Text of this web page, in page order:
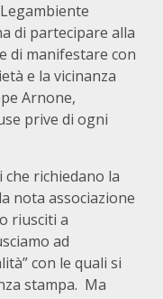
di partecipare alla
di manifestare con
e la vicinanza
Arnone,
prive di ogni
richiedano la
nota associazione
riusciti a
ad
con le quali si
stampa. Ma